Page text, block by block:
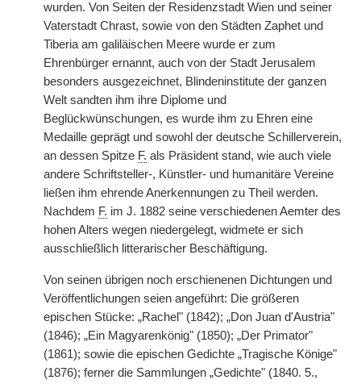
wurden. Von Seiten der Residenzstadt Wien und seiner
Vaterstadt Chrast, sowie von den Städten Zaphet und
Tiberia am galiläischen Meere wurde er zum
Ehrenbürger ernannt, auch von der Stadt Jerusalem
besonders ausgezeichnet, Blindeninstitute der ganzen
Welt sandten ihm ihre Diplome und
Beglückwünschungen, es wurde ihm zu Ehren eine
Medaille geprägt und sowohl der deutsche Schillerverein,
an dessen Spitze F. als Präsident stand, wie auch viele
andere Schriftsteller-, Künstler- und humanitäre Vereine
ließen ihm ehrende Anerkennungen zu Theil werden.
Nachdem F. im J. 1882 seine verschiedenen Aemter des
hohen Alters wegen niedergelegt, widmete er sich
ausschließlich litterarischer Beschäftigung.
Von seinen übrigen noch erschienenen Dichtungen und
Veröffentlichungen seien angeführt: Die größeren
epischen Stücke: „Rachel" (1842); „Don Juan d'Austria"
(1846); „Ein Magyarenkönig" (1850); „Der Primator"
(1861); sowie die epischen Gedichte „Tragische Könige"
(1876); ferner die Sammlungen „Gedichte" (1840. 5.,